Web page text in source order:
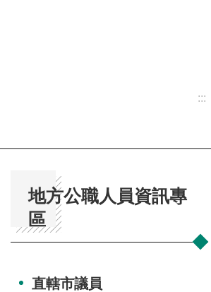
:::
地方公職人員資訊專
區
直轄市議員